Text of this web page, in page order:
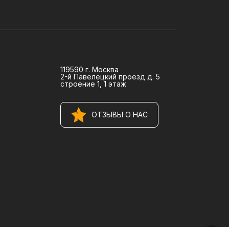
119590 г. Москва
2-й Павелецкий проезд д. 5
строение 1, 1 этаж
ОТЗЫВЫ О НАС